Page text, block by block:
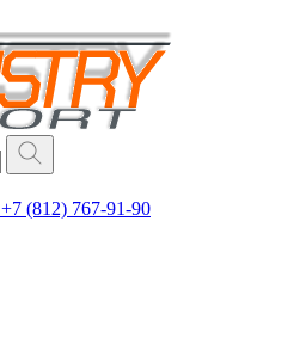
+7 (812) 767-91-90